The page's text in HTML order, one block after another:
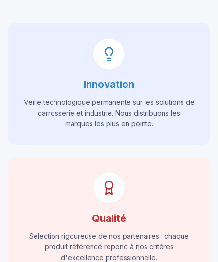
Innovation
Veille technologique permanente sur les solutions de
carrosserie et industrie. Nous distribuons les
marques les plus en pointe.
Qualité
Sélection rigoureuse de nos partenaires : chaque
produit référencé répond à nos critères
d'excellence professionnelle.